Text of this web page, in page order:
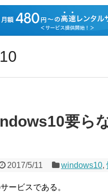
要ら
2017/5/11 windows10,
ービスである。